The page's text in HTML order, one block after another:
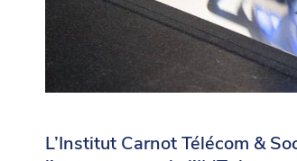
L’Institut Carnot Télécom &